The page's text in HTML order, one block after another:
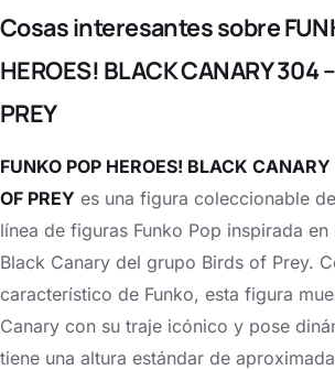
Cosas interesantes sobre
HEROES! BLACK CANARY 304
PREY
FUNKO POP HEROES! BLACK
OF PREY es una figura coleccionable
línea de figuras Funko Pop inspirada en
Black Canary del grupo Birds of Prey.
característico de Funko, esta figura
Canary con su traje icónico y pose
tiene una altura estándar de